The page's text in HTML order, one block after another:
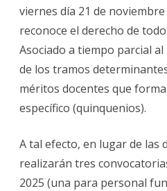
viernes día 21 de
reconoce el derecho de
Asociado a tiempo parcial
de los tramos
méritos docentes que
específico (quinquenios).
A tal efecto, en lugar de las
realizarán tres
2025 (una para personal